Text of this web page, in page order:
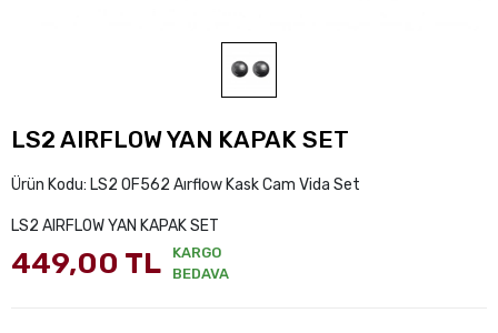
LS2 AIRFLOW YAN KAPAK SET
Ürün Kodu: LS2 OF562 Aırflow Kask Cam Vida Set
LS2 AIRFLOW YAN KAPAK SET
449,00 TL
KARGO
BEDAVA